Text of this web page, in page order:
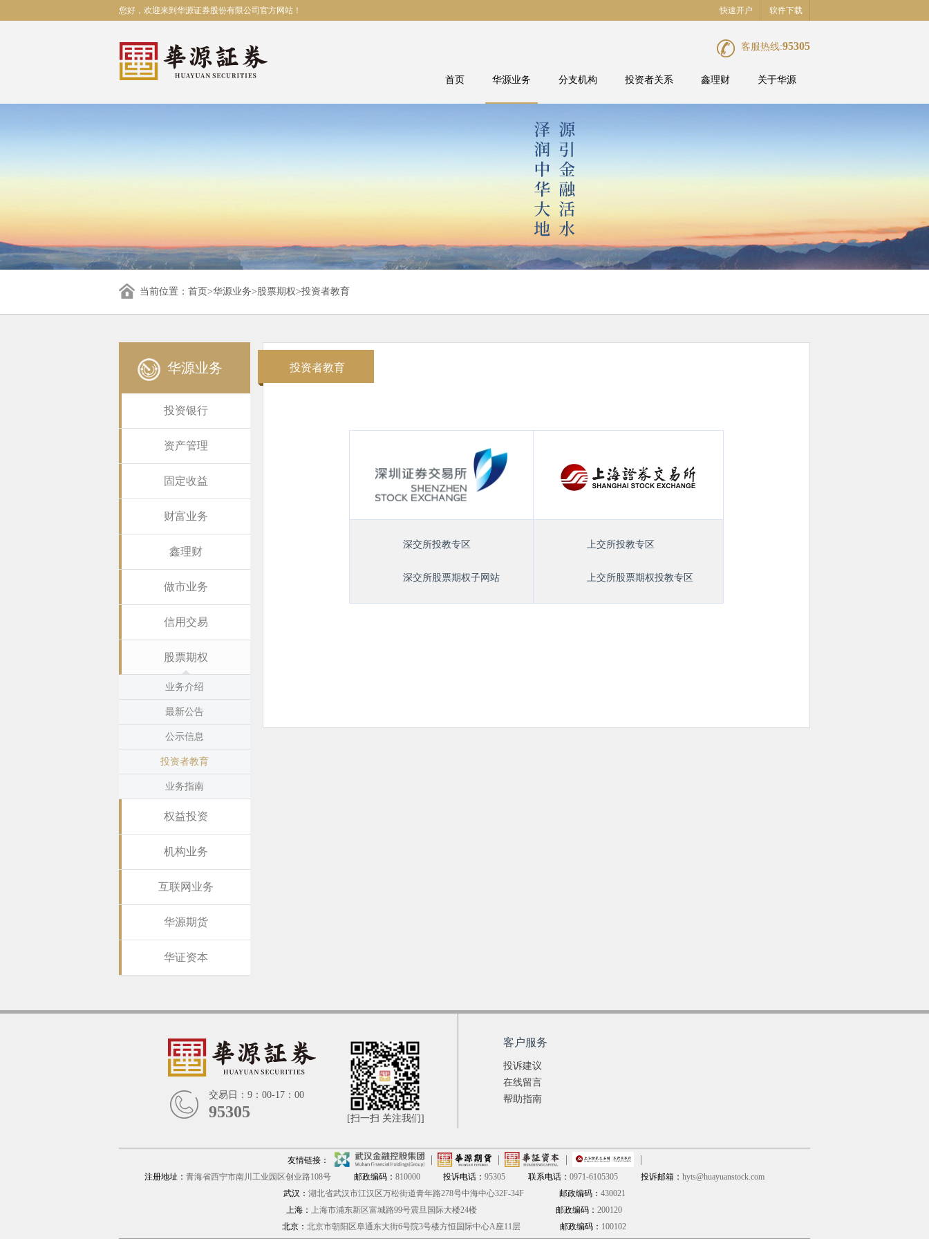
您好，欢迎来到华源证券股份有限公司官方网站！ 快速开户 软件下载
客服热线:95305
首页 华源业务 分支机构 投资者关系 鑫理财 关于华源
当前位置： 首页>华源业务>股票期权>投资者教育
华源业务
投资银行
资产管理
固定收益
财富业务
鑫理财
做市业务
信用交易
股票期权
业务介绍
最新公告
公示信息
投资者教育
业务指南
权益投资
机构业务
互联网业务
华源期货
华证资本
投资者教育
深交所投教专区
深交所股票期权子网站
上交所投教专区
上交所股票期权投教专区
交易日：9：00-17：00
95305 [扫一扫 关注我们]
客户服务
投诉建议
在线留言
帮助指南
友情链接：
注册地址： 青海省西宁市南川工业园区创业路108号 邮政编码： 810000 投诉电话： 95305 联系电话： 0971-6105305 投诉邮箱： hyts@huayuanstock.com
武汉： 湖北省武汉市江汉区万松街道青年路278号中海中心32F-34F 邮政编码： 430021
上海： 上海市浦东新区富城路99号震旦国际大楼24楼 邮政编码： 200120
北京： 北京市朝阳区阜通东大街6号院3号楼方恒国际中心A座11层 邮政编码： 100102